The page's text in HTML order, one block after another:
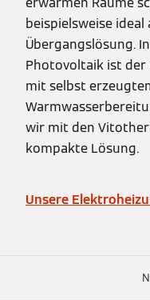
beispielsweise
Übergangslösung.
Photovoltaik ist der
mit selbst
wir mit den
kompakte Lösung.
Unsere